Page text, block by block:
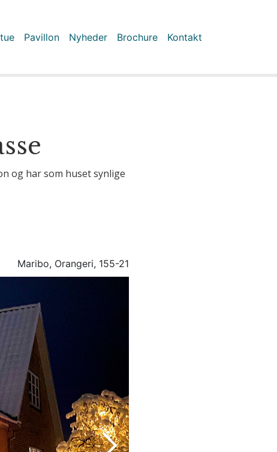
Pavillon Nyheder Brochure Kontakt
og har som huset synlige
Maribo, Orangeri, 155-21